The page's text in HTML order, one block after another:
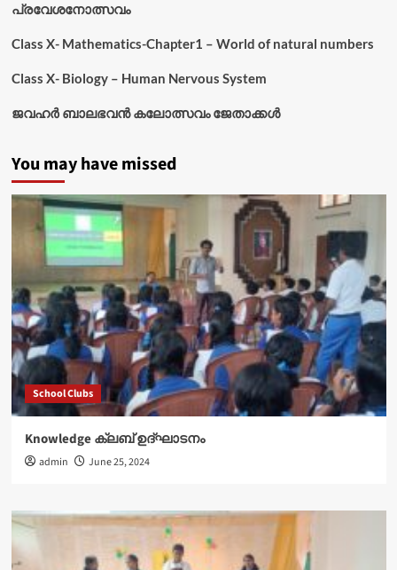
പ്രവേശനോത്സവം
Class X- Mathematics-Chapter1 – World of natural numbers
Class X- Biology – Human Nervous System
ജവഹർ ബാലഭവൻ കലോത്സവം ജേതാക്കൾ
You may have missed
School Clubs
Knowledge ക്ലബ് ഉദ്‌ഘാടനം
admin June 25, 2024